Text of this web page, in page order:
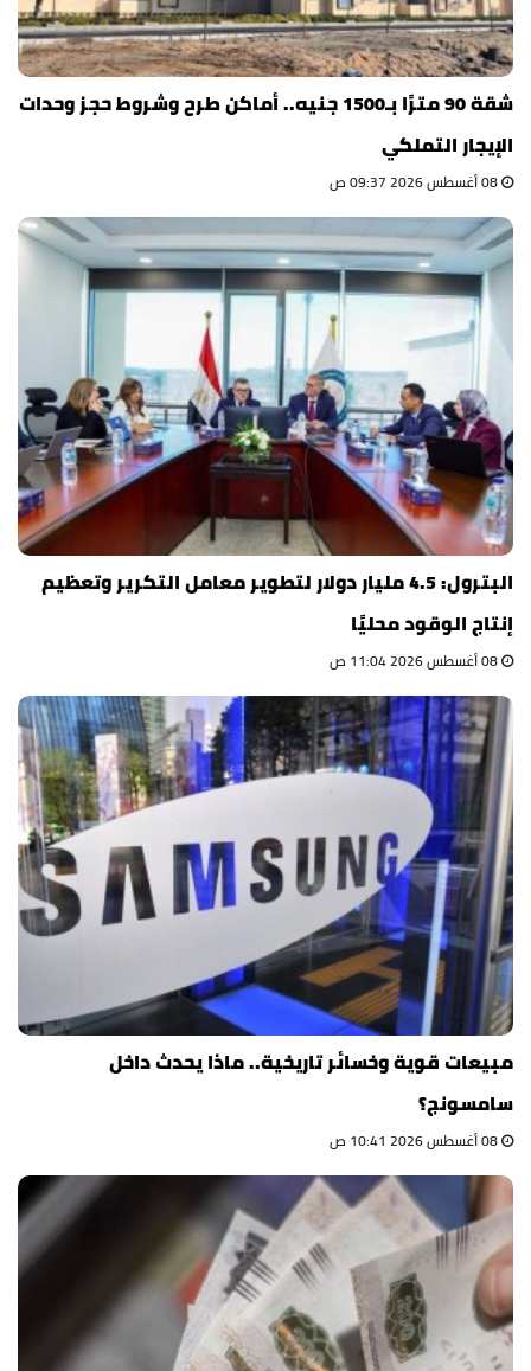
شقة 90 مترًا بـ1500 جنيه.. أماكن طرح وشروط حجز وحدات
الإيجار التملكي
البترول: 4.5 مليار دولار لتطوير معامل التكرير وتعظيم
إنتاج الوقود محليًا
مبيعات قوية وخسائر تاريخية.. ماذا يحدث داخل
سامسونج؟